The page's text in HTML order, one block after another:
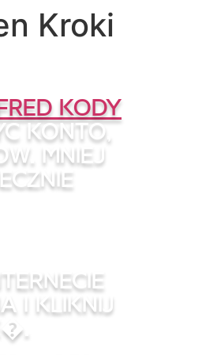
Kroki
kody
konto,
Mniej
i kliknij